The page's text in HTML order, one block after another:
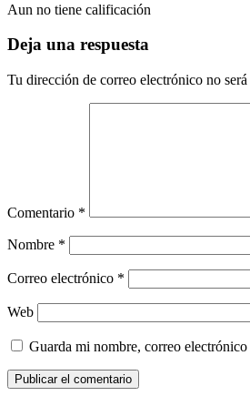
Aun no tiene calificación
Deja una respuesta
Tu dirección de correo electrónico no
Comentario *
Nombre *
Correo electrónico *
Web
Guarda mi nombre, correo